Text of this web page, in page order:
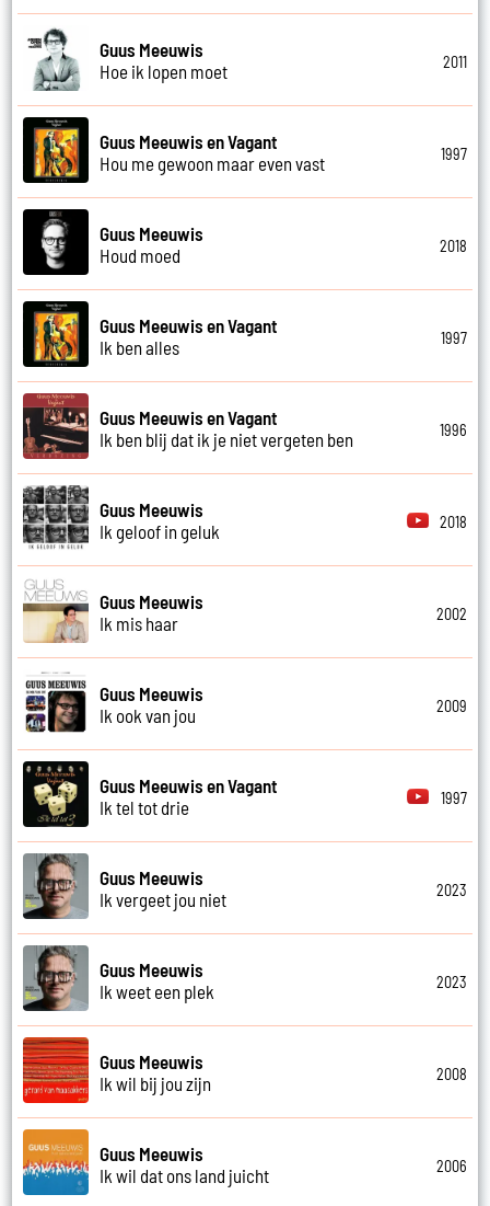
Guus Meeuwis
Hoe ik lopen moet
2011
Guus Meeuwis en Vagant
Hou me gewoon maar even vast
1997
Guus Meeuwis
Houd moed
2018
Guus Meeuwis en Vagant
Ik ben alles
1997
Guus Meeuwis en Vagant
Ik ben blij dat ik je niet vergeten ben
1996
Guus Meeuwis
Ik geloof in geluk
2018
Guus Meeuwis
Ik mis haar
2002
Guus Meeuwis
Ik ook van jou
2009
Guus Meeuwis en Vagant
Ik tel tot drie
1997
Guus Meeuwis
Ik vergeet jou niet
2023
Guus Meeuwis
Ik weet een plek
2023
Guus Meeuwis
Ik wil bij jou zijn
2008
Guus Meeuwis
Ik wil dat ons land juicht
2006